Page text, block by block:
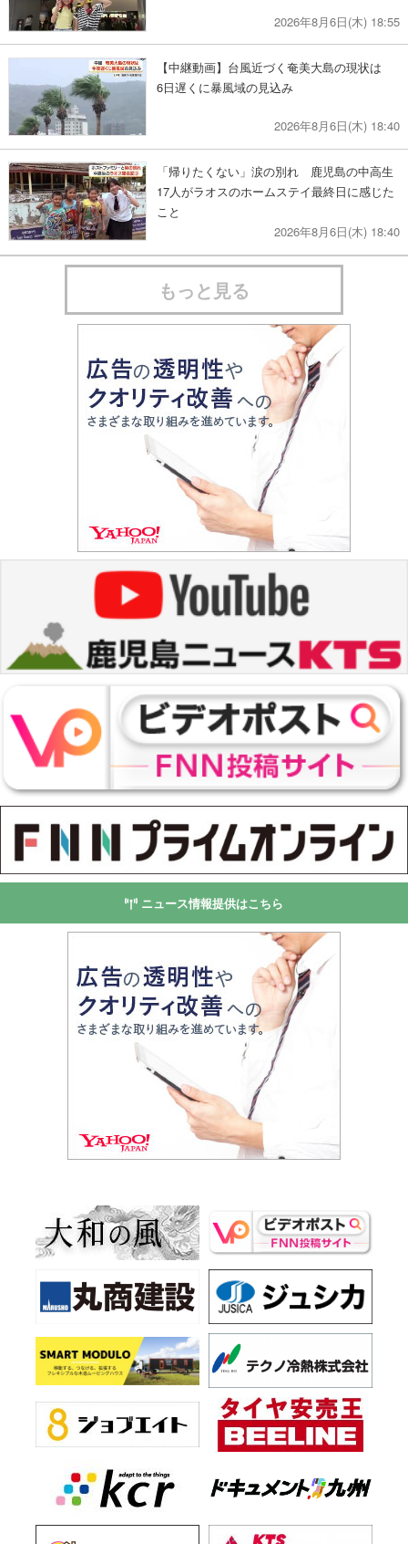
2026年8月6日(木) 18:55
【中継動画】台風近づく奄美大島の現状は
6日遅くに暴風域の見込み
2026年8月6日(木) 18:40
「帰りたくない」涙の別れ 鹿児島の中高生
17人がラオスのホームステイ最終日に感じた
こと
2026年8月6日(木) 18:40
もっと見る
ニュース情報提供はこちら